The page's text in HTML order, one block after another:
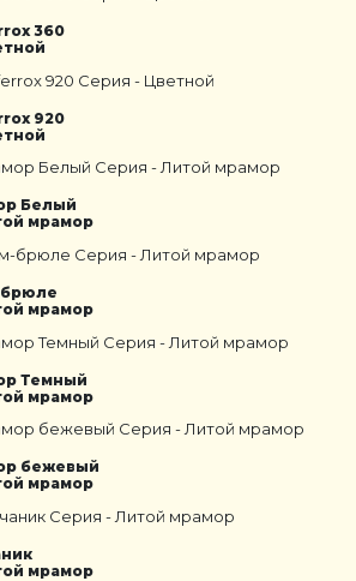
360
920
Белый
мрамор
мрамор
Темный
мрамор
бежевый
мрамор
мрамор